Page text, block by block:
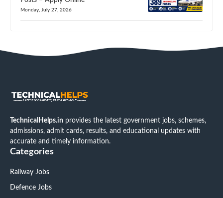
Monday, July 27, 2026
TechnicalHelps.in provides the latest government jobs, schemes,
admissions, admit cards, results, and educational updates with
accurate and timely information.
Categories
Railway Jobs
Defence Jobs